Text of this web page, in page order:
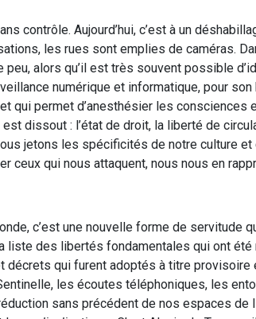
contrôle. Aujourd’hui, c’est à un
les rues sont emplies de caméras.
alors qu’il est très souvent possible
numérique et informatique, pour
qui permet d’anesthésier les consciences
dissout : l’état de droit, la liberté de
jetons les spécificités de notre culture
ceux qui nous attaquent, nous nous en
c’est une nouvelle forme de servitude
liste des libertés fondamentales qui ont été
qui furent adoptés à titre provisoire
les écoutes téléphoniques, les
sans précédent de nos espaces de